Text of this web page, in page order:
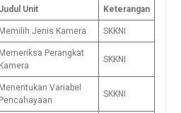
Judul Unit Keterangan
Memilih Jenis Kamera SKKNI
Memeriksa Perangkat
Kamera
SKKNI
Menentukan Variabel
Pencahayaan
SKKNI